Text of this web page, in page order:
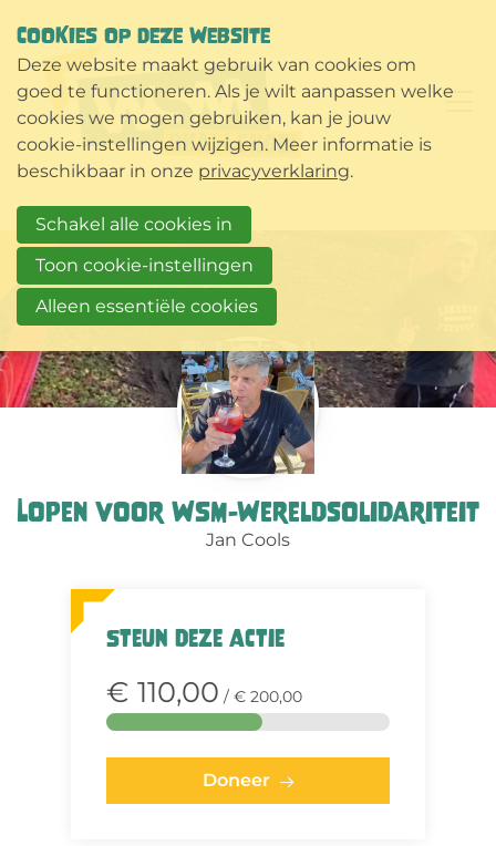
Lopen voor WSM-Wereldsolidariteit
Jan Cools
Steun deze actie
€ 110,00 / € 200,00
Doneer
COOKIES OP DEZE WEBSITE
Deze website maakt gebruik van cookies om
goed te functioneren. Als je wilt aanpassen welke
cookies we mogen gebruiken, kan je jouw
cookie-instellingen wijzigen. Meer informatie is
beschikbaar in onze privacyverklaring.
Schakel alle cookies in
Toon cookie-instellingen
Alleen essentiële cookies